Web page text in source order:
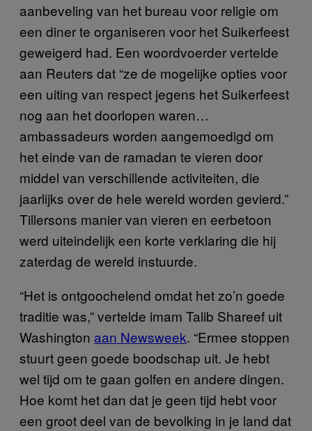
aanbeveling van het bureau voor religie om
een diner te organiseren voor het Suikerfeest
geweigerd had. Een woordvoerder vertelde
aan Reuters dat “ze de mogelijke opties voor
een uiting van respect jegens het Suikerfeest
nog aan het doorlopen waren…
ambassadeurs worden aangemoedigd om
het einde van de ramadan te vieren door
middel van verschillende activiteiten, die
jaarlijks over de hele wereld worden gevierd.”
Tillersons manier van vieren en eerbetoon
werd uiteindelijk een korte verklaring die hij
zaterdag de wereld instuurde.
“Het is ontgoochelend omdat het zo’n goede
traditie was,” vertelde imam Talib Shareef uit
Washington aan Newsweek. “Ermee stoppen
stuurt geen goede boodschap uit. Je hebt
wel tijd om te gaan golfen en andere dingen.
Hoe komt het dan dat je geen tijd hebt voor
een groot deel van de bevolking in je land dat